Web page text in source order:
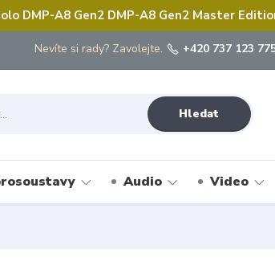
DMP-A8 Gen2 DMP-A8 Gen2 Master
Hledat
Nevíte si rady? Zavolejte. +420 737 123
Audio Video